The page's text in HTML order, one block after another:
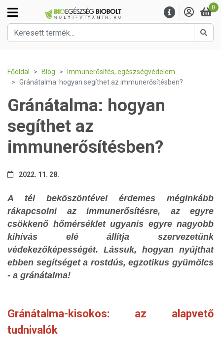
0
Főoldal Blog
Immunerősítés, egészségvédelem
Gránátalma: hogyan segíthet az immunerősítésben?
Gránátalma: hogyan
segíthet az
immunerősítésben?
2022. 11. 28.
A tél beköszöntével érdemes méginkább
rákapcsolni az immunerősítésre, az egyre
csökkenő hőmérséklet ugyanis egyre nagyobb
kihívás elé állítja szervezetünk
védekezőképességét. Lássuk, hogyan nyújthat
ebben segítséget a rostdús, egzotikus gyümölcs
- a gránátalma!
Gránátalma-kisokos: az alapvető
tudnivalók